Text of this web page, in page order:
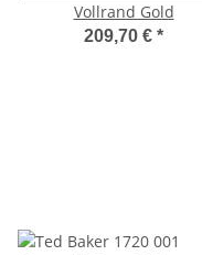
Vollrand Gold
209,70 € *